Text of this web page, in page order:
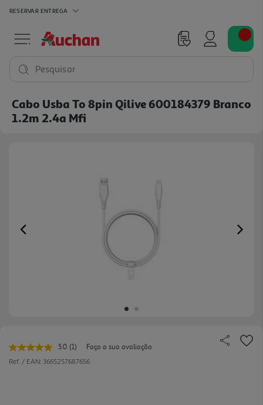
RESERVAR ENTREGA
Pesquisar
Cabo Usba To 8pin Qilive 600184379 Branco
1.2m 2.4a Mfi
Previous
5.0 Leu
uma
(1)
Faça a sua avaliação
Ref. / EAN: 3665257687656